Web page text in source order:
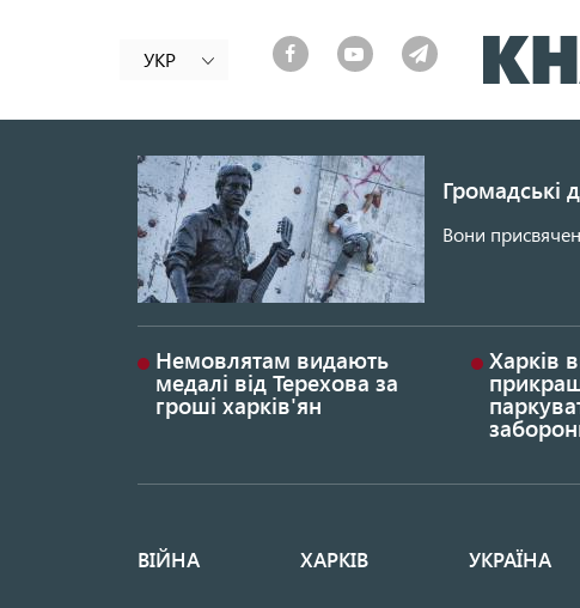
УКР
Громадські
Вони
Немовлятам видають
медалі від Терехова за
гроші харків'ян
Харків
Основная
ВІЙНА ХАРКІВ УКРАЇНА